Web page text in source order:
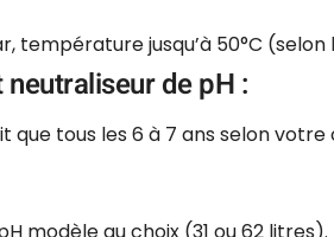
température jusqu’à 50°C
de pH :
que tous les 6 à 7 ans selon